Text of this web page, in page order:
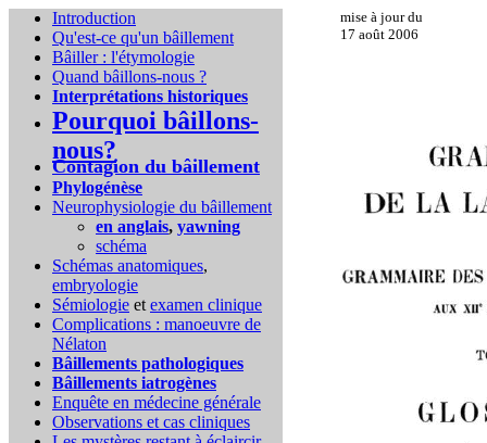
Introduction
Qu'est-ce qu'un bâillement
Bâiller : l'étymologie
Quand bâillons-nous ?
Interprétations historiques
Pourquoi bâillons-
nous?
Contagion du bâillement
Phylogénèse
Neurophysiologie du bâillement
en anglais, yawning
schéma
Schémas anatomiques,
embryologie
Sémiologie et examen clinique
Complications : manoeuvre de
Nélaton
Bâillements pathologiques
Bâillements iatrogènes
Enquête en médecine générale
Observations et cas cliniques
mise à jour du
17 août 2006